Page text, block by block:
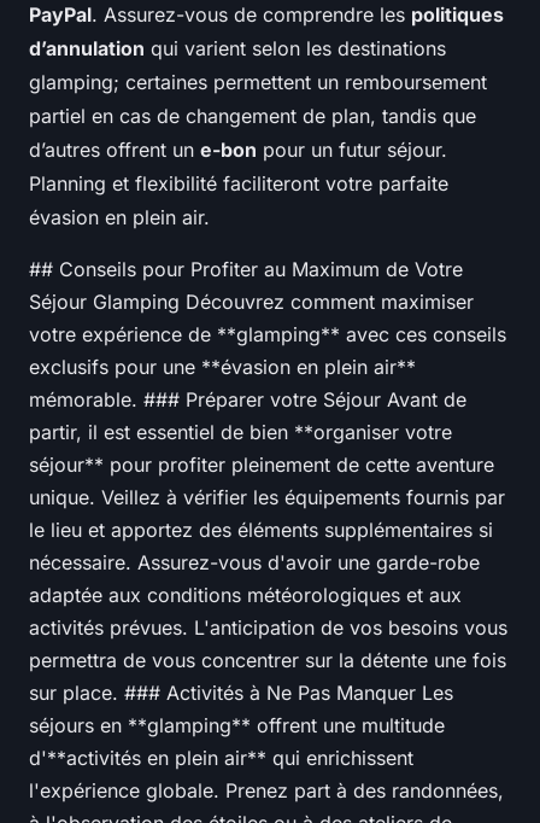
PayPal. Assurez-vous de comprendre les politiques
d’annulation qui varient selon les destinations
glamping; certaines permettent un remboursement
partiel en cas de changement de plan, tandis que
d’autres offrent un e-bon pour un futur séjour.
Planning et flexibilité faciliteront votre parfaite
évasion en plein air.
## Conseils pour Profiter au Maximum de Votre
Séjour Glamping Découvrez comment maximiser
votre expérience de **glamping** avec ces conseils
exclusifs pour une **évasion en plein air**
mémorable. ### Préparer votre Séjour Avant de
partir, il est essentiel de bien **organiser votre
séjour** pour profiter pleinement de cette aventure
unique. Veillez à vérifier les équipements fournis par
le lieu et apportez des éléments supplémentaires si
nécessaire. Assurez-vous d'avoir une garde-robe
adaptée aux conditions météorologiques et aux
activités prévues. L'anticipation de vos besoins vous
permettra de vous concentrer sur la détente une fois
sur place. ### Activités à Ne Pas Manquer Les
séjours en **glamping** offrent une multitude
d'**activités en plein air** qui enrichissent
l'expérience globale. Prenez part à des randonnées,